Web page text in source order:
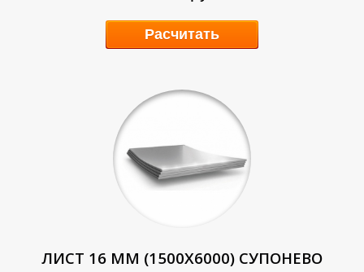
Расчитать
ЛИСТ 16 ММ (1500Х6000) СУПОНЕВО